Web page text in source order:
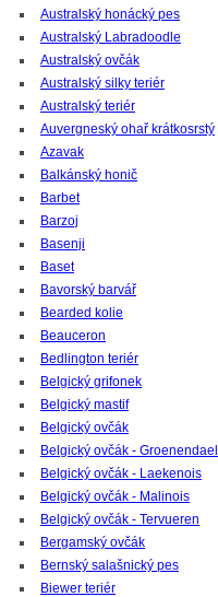
Australský honácký pes
Australský Labradoodle
Australský ovčák
Australský silky teriér
Australský teriér
Auvergneský ohař krátkosrstý
Azavak
Balkánský honič
Barbet
Barzoj
Basenji
Baset
Bavorský barvář
Bearded kolie
Beauceron
Bedlington teriér
Belgický grifonek
Belgický mastif
Belgický ovčák
Belgický ovčák - Groenendael
Belgický ovčák - Laekenois
Belgický ovčák - Malinois
Belgický ovčák - Tervueren
Bergamský ovčák
Bernský salašnický pes
Biewer teriér